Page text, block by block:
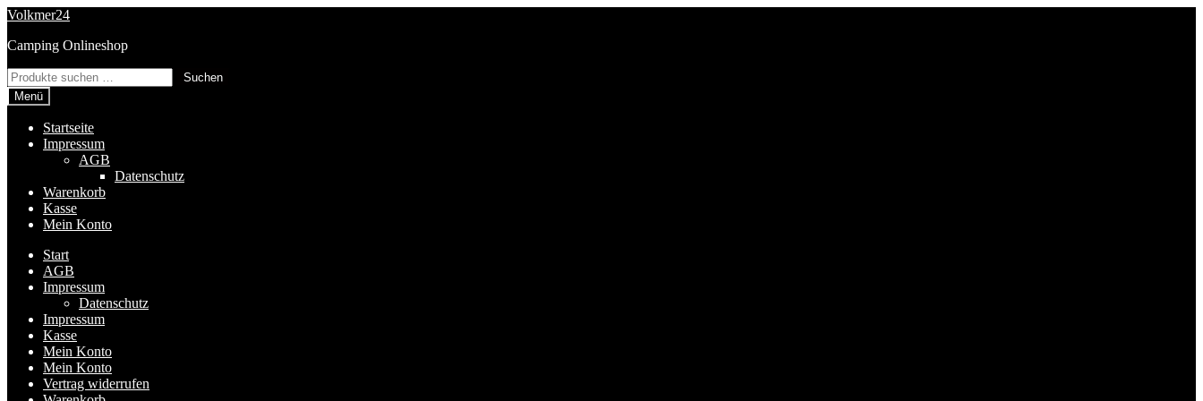
Zur
springen
Zum
springen
Volkmer24
Camping Onlineshop
Suchen
nach:
Suchen
Menü
Startseite
Impressum
AGB
Datenschutz
Warenkorb
Kasse
Mein Konto
Start
AGB
Impressum
Datenschutz
Impressum
Kasse
Mein Konto
Mein Konto
Vertrag widerrufen